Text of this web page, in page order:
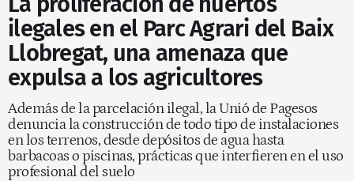
ilegales en el Parc Agrari del Baix
Llobregat, una amenaza que
expulsa a los agricultores
Además de la parcelación ilegal, la Unió de Pagesos
denuncia la construcción de todo tipo de instalaciones
en los terrenos, desde depósitos de agua hasta
barbacoas o piscinas, prácticas que interfieren en el uso
profesional del suelo